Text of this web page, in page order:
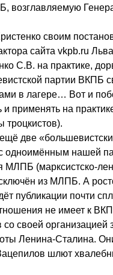
возглавляемую
своим
сайта vkpb.ru
С.В. на практике,
партии ВКПБ
в лагере… Вот и
применять на
троцкистов).
две
одноимённым нашей
МЛПБ (марксистско-
из МЛПБ. А
публикации почти
не имеет к
своей организацией
Ленина-Сталина.
шлют